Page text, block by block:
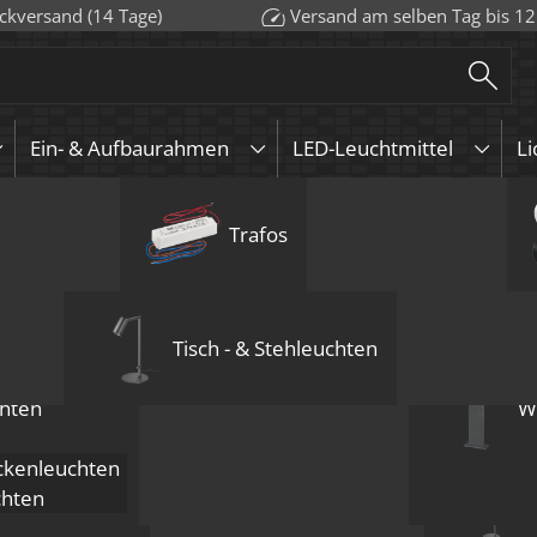
(14 Tage) Versand am selben Tag bis
Aufbauleuchten
Einbau-
Wandleuchten
Ein- & Aufbaurahmen
Pendelleuchten
Tisch - & Stehleuchten
LED-Leuchtmittel
GU10 GU5.3 /
KNX
Aufbauleuchten LED-
Trafos
IP44 Forma
Aluminium
ab
42,49€